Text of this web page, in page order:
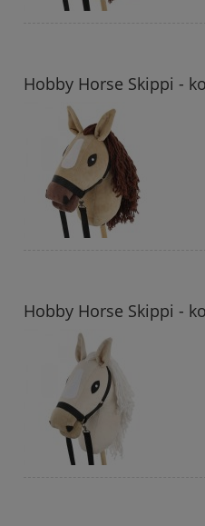
Hobby Horse Skippi -
Hobby Horse Skippi -